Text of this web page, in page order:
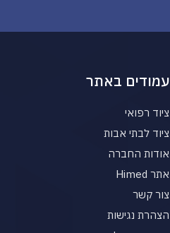
עמודים באתר
ציוד רפואי
ציוד לבתי אבות
אודות החברה
אתר Himed
צור קשר
הצהרת נגישות